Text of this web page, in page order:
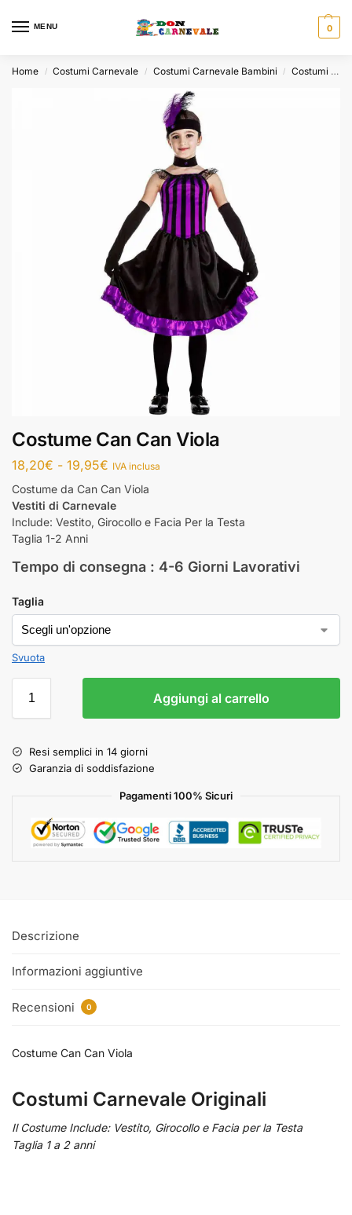
MENU 0
Home / Costumi Carnevale / Costumi Carnevale Bambini / Costumi Carnevale Bambina
Costume Can Can Viola
18,20€ - 19,95€ IVA inclusa
Costume da Can Can Viola
Vestiti di Carnevale
Include: Vestito, Girocollo e Facia Per la Testa
Taglia 1-2 Anni
Tempo di consegna : 4-6 Giorni Lavorativi
Taglia
Svuota
Aggiungi al carrello
Resi semplici in 14 giorni
Garanzia di soddisfazione
Pagamenti 100% Sicuri
Descrizione
Informazioni aggiuntive
Recensioni 0
Costume Can Can Viola
Costumi Carnevale Originali
Il Costume Include: Vestito, Girocollo e Facia per la Testa
Taglia 1 a 2 anni